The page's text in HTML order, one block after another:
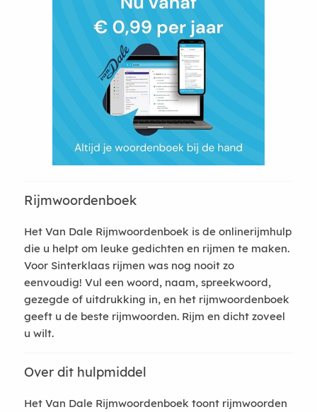
Rijmwoordenboek
Het Van Dale Rijmwoordenboek is de onlinerijmhulp
die u helpt om leuke gedichten en rijmen te maken.
Voor Sinterklaas rijmen was nog nooit zo
eenvoudig! Vul een woord, naam, spreekwoord,
gezegde of uitdrukking in, en het rijmwoordenboek
geeft u de beste rijmwoorden. Rijm en dicht zoveel
u wilt.
Over dit hulpmiddel
Het Van Dale Rijmwoordenboek toont rijmwoorden